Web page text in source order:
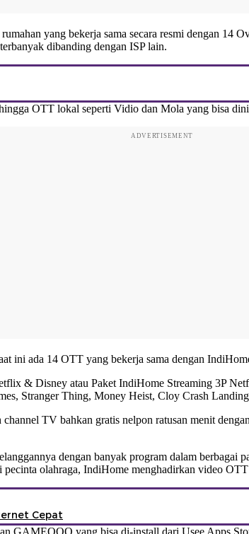
yang bekerja sama secara resmi dengan
dibanding dengan ISP lain.
OTT lokal seperti Vidio dan Mola yang bisa
ADVERTISEMENT
ini ada 14 OTT yang bekerja sama dengan
& Disney atau Paket IndiHome Streaming 3P
Stranger Thing, Money Heist, Cloy Crash
TV bahkan gratis nelpon ratusan menit
dengan banyak program dalam berbagai
olahraga, IndiHome menghadirkan video
Cepat
GAMEQOO yang bisa di-install dari Usee Apps